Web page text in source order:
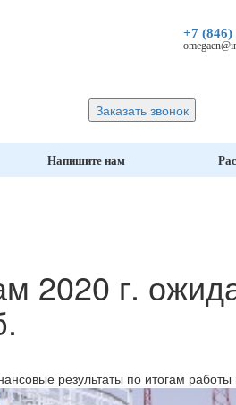
+7 (846)
Заказать звонок
Напишите нам
2020 г.
результаты по итогам работы